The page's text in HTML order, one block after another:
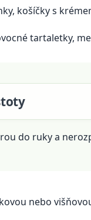
košíčky s
tartaletky,
do ruky a
nebo